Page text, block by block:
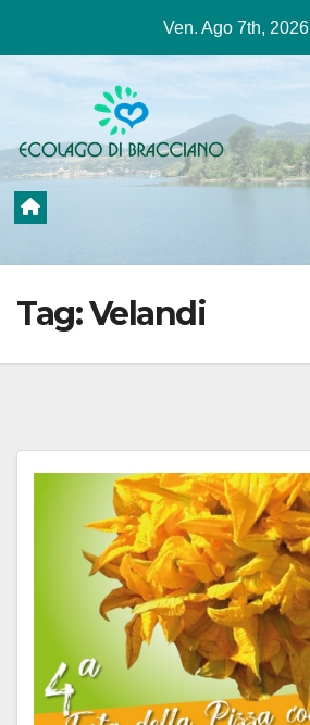
contenuto
Ven. Ago 7th, 2026
Tag:Velandi